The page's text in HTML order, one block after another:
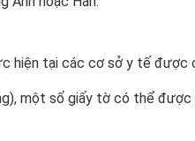
hiện tại các cơ sở y tế được
một số giấy tờ có thể